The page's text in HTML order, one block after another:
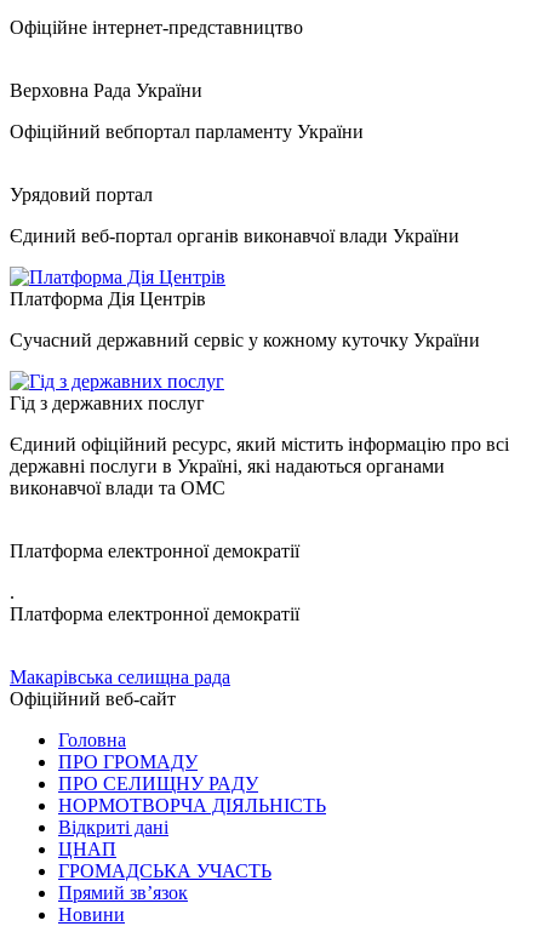
Офіційне інтернет-представництво
Верховна Рада України
Офіційний вебпортал парламенту України
Урядовий портал
Єдиний веб-портал органів виконавчої влади України
Платформа Дія Центрів
Сучасний державний сервіс у кожному куточку України
Гід з державних послуг
Єдиний офіційний ресурс, який містить інформацію про всі
державні послуги в Україні, які надаються органами
виконавчої влади та ОМС
Платформа електронної демократії
.
Платформа електронної демократії
Макарівська селищна рада
Офіційний веб-сайт
Головна
ПРО ГРОМАДУ
ПРО СЕЛИЩНУ РАДУ
НОРМОТВОРЧА ДІЯЛЬНІСТЬ
Відкриті дані
ЦНАП
ГРОМАДСЬКА УЧАСТЬ
Прямий зв’язок
Новини